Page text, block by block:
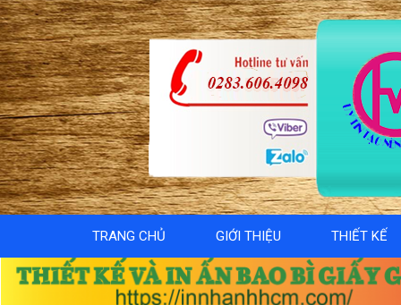
TRANG CHỦ GIỚI THIỆU THIẾT KẾ